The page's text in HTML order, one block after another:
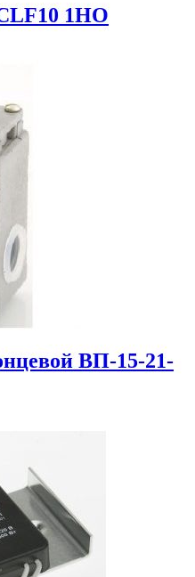
1HO
ВП-15-21-